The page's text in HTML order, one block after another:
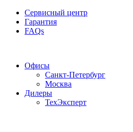
Сервисный центр
Гарантия
FAQs
Офисы
Санкт-Петербург
Москва
Дилеры
ТехЭксперт